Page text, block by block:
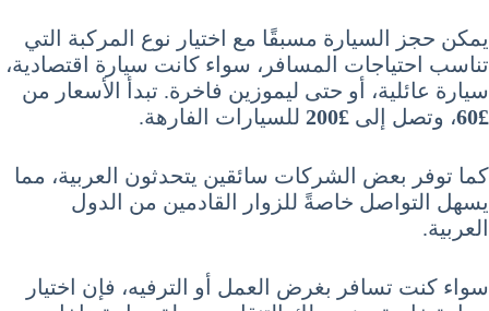
يمكن حجز السيارة مسبقًا مع اختيار نوع المركبة التي
تناسب احتياجات المسافر، سواء كانت سيارة اقتصادية،
سيارة عائلية، أو حتى ليموزين فاخرة. تبدأ الأسعار من
£60
، وتصل إلى £200 للسيارات الفارهة.
كما توفر بعض الشركات سائقين يتحدثون العربية، مما
يسهل التواصل خاصةً للزوار القادمين من الدول
العربية.
سواء كنت تسافر بغرض العمل أو الترفيه، فإن اختيار